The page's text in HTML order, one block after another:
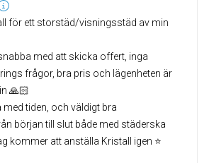
för ett storstäd/visningsstäd av min
med att skicka offert, inga
frågor, bra pris och lägenheten är
🙏🏻
tiden, och väldigt bra
början till slut både med städerska
kommer att anställa Kristall igen ⭐️